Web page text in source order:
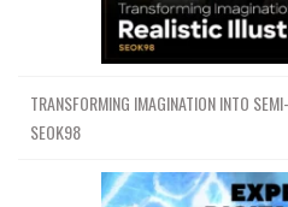
TRANSFORMING IMAGINATION INTO
SEOK98